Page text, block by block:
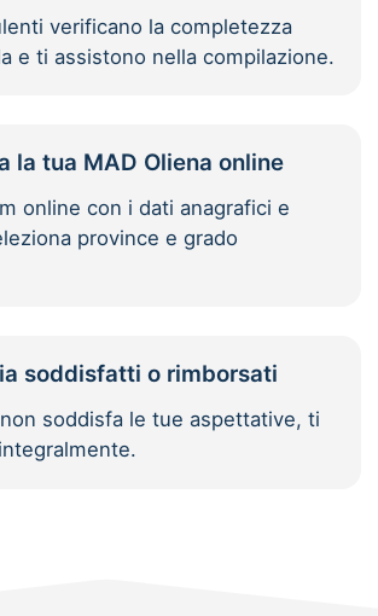
verificano la completezza
e ti assistono nella compilazione.
la tua MAD Oliena online
online con i dati anagrafici e
province e grado
soddisfatti o rimborsati
soddisfa le tue aspettative, ti